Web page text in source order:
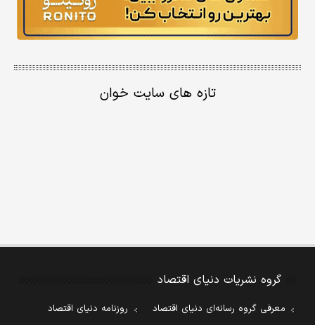
تازه های سایت خوان
گروه نشریات دنیای اقتصاد
معرفی گروه رسانه‌ای دنیای اقتصاد
روزنامه دنیای اقتصاد